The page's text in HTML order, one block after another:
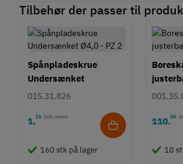
Tilbehør der passer til
Spånpladeskrue
Undersænket
Fuldgevind Ø4,0 - PZ2
015.31.826
1,15 Inkl. moms
160 stk på lager
110,00
10